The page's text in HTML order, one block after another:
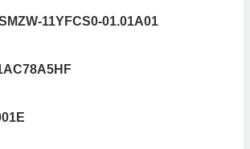
11YFCS0-01.01A01